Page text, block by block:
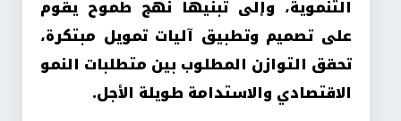
التنموية، وإلى تبنيها نهج طموح يقوم
على تصميم وتطبيق آليات تمويل مبتكرة،
تحقق التوازن المطلوب بين متطلبات النمو
الاقتصادي والاستدامة طويلة الأجل.